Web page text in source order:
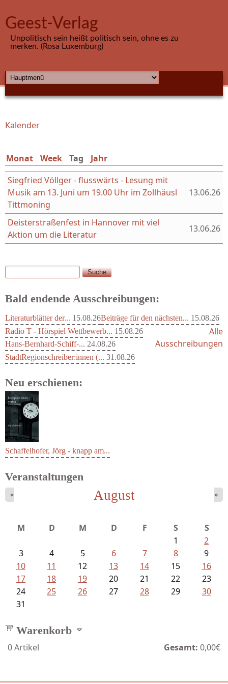
Geest-Verlag
Unpolitisch sein heißt politisch sein, ohne es zu
merken. (Rosa Luxemburg)
HAUPTMENÜ
Sie sind hier
Kalender
Monat Week Tag (aktiver Reiter)
Jahr
Siegfried Völlger - flusswärts - Lesung mit
Musik am 13. Juni um 19.00 Uhr im Zollhäusl
Tittmoning
13.06.26
Deisterstraßenfest in Hannover mit viel
Aktion um die Literatur
13.06.26
Suchformular
Suche
Bald endende Ausschreibungen:
Literaturblätter der... 15.08.26Beiträge für den nächsten... 15.08.26
Radio T - Hörspiel Wettbewerb... 15.08.26
Hans-Bernhard-Schiff-... 24.08.26
StadtRegionschreiber:innen (... 31.08.26
Alle
Ausschreibungen
Neu erschienen:
Schaffelhofer, Jörg - knapp am...
Veranstaltungen
August
« »
M D M D F S
S
1
2
3
4 5 6 7 8
9
10
11 12 13 14 15
16
17
18 19 20 21 22
23
24
25 26 27 28 29
30
31
Warenkorb
0Artikel Gesamt: 0,00€